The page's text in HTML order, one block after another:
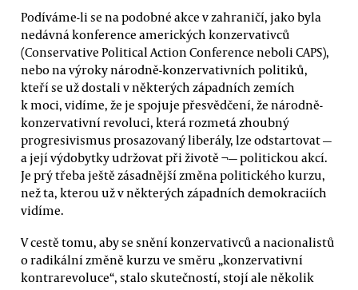
Podíváme-li se na podobné akce v zahraničí, jako byla
nedávná konference amerických konzervativců
(Conservative Political Action Conference neboli CAPS),
nebo na výroky národně-konzervativních politiků,
kteří se už dostali v některých západních zemích
k moci, vidíme, že je spojuje přesvědčení, že národně-
konzervativní revoluci, která rozmetá zhoubný
progresivismus prosazovaný liberály, lze odstartovat —
a její výdobytky udržovat při životě ¬— politickou akcí.
Je prý třeba ještě zásadnější změna politického kurzu,
než ta, kterou už v některých západních demokraciích
vidíme.
V cestě tomu, aby se snění konzervativců a nacionalistů
o radikální změně kurzu ve směru „konzervativní
kontrarevoluce“, stalo skutečností, stojí ale několik